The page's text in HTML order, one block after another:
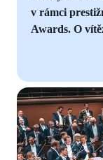
v rámci
Awards. O